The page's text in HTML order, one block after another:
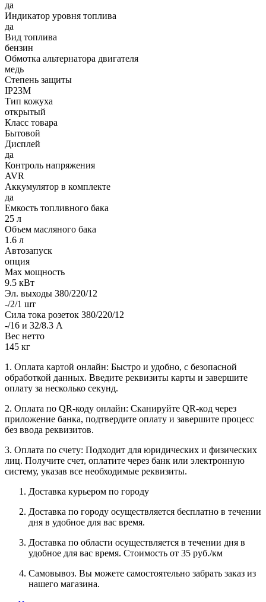
да
Индикатор уровня топлива
да
Вид топлива
бензин
Обмотка альтернатора двигателя
медь
Степень защиты
IP23М
Тип кожуха
открытый
Класс товара
Бытовой
Дисплей
да
Контроль напряжения
AVR
Аккумулятор в комплекте
да
Емкость топливного бака
25 л
Объем масляного бака
1.6 л
Автозапуск
опция
Max мощность
9.5 кВт
Эл. выходы 380/220/12
-/2/1 шт
Сила тока розеток 380/220/12
-/16 и 32/8.3 А
Вес нетто
145 кг
1. Оплата картой онлайн: Быстро и удобно, с безопасной
обработкой данных. Введите реквизиты карты и завершите
оплату за несколько секунд.
2. Оплата по QR-коду онлайн: Сканируйте QR-код через
приложение банка, подтвердите оплату и завершите процесс
без ввода реквизитов.
3. Оплата по счету: Подходит для юридических и физических
лиц. Получите счет, оплатите через банк или электронную
систему, указав все необходимые реквизиты.
Доставка курьером по городу
Доставка по городу осуществляется бесплатно в течении
дня в удобное для вас время.
Доставка по области осуществляется в течении дня в
удобное для вас время. Стоимость от 35 руб./км
Самовывоз. Вы можете самостоятельно забрать заказ из
нашего магазина.